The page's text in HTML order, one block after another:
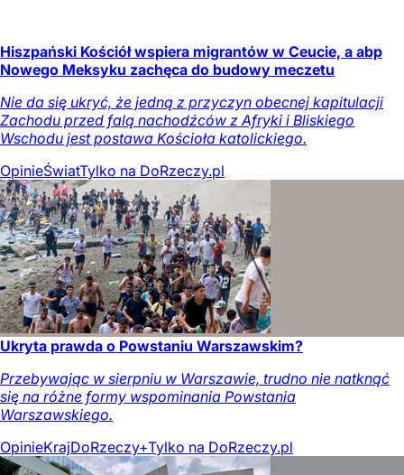
Hiszpański Kościół wspiera migrantów w Ceucie, a abp
Nowego Meksyku zachęca do budowy meczetu
Nie da się ukryć, że jedną z przyczyn obecnej kapitulacji
Zachodu przed falą nachodźców z Afryki i Bliskiego
Wschodu jest postawa Kościoła katolickiego.
OpinieŚwiatTylko na DoRzeczy.pl
Ukryta prawda o Powstaniu Warszawskim?
Przebywając w sierpniu w Warszawie, trudno nie natknąć
się na różne formy wspominania Powstania
Warszawskiego.
OpinieKrajDoRzeczy+Tylko na DoRzeczy.pl